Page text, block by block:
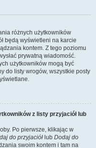
różnych użytkowników
będą wyświetleni na karcie
kontem. Z tego poziomu
prywatną wiadomość.
użytkowników mogą być
do listy wrogów, wszystkie posty
z listy przyjaciół lub
Po pierwsze, klikając w
do przyjaciół lub Dodaj do
swoim kontem i tam na